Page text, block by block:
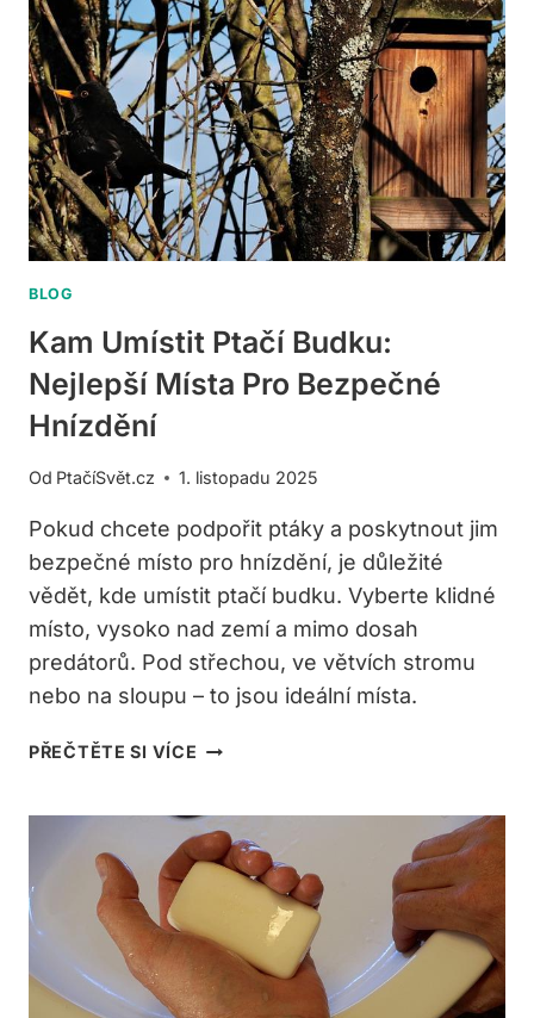
OCHRANA
ZAHRADY
PŘED
PTÁKY
BLOG
Kam Umístit Ptačí Budku:
Nejlepší Místa Pro Bezpečné
Hnízdění
Od PtačíSvět.cz 1. listopadu 2025
Pokud chcete podpořit ptáky a poskytnout jim
bezpečné místo pro hnízdění, je důležité
vědět, kde umístit ptačí budku. Vyberte klidné
místo, vysoko nad zemí a mimo dosah
predátorů. Pod střechou, ve větvích stromu
nebo na sloupu – to jsou ideální místa.
PŘEČTĚTE SI VÍCE KAM
BUDKU:
NEJLEPŠÍ
MÍSTA
BEZPEČNÉ
HNÍZDĚNÍ